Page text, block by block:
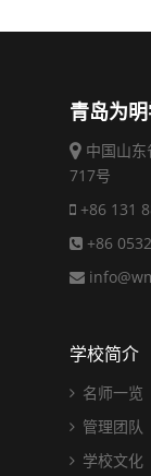
青岛为
中国山
717号
+86 131
+86
学校简介
名师一览
管理团队
学校文化